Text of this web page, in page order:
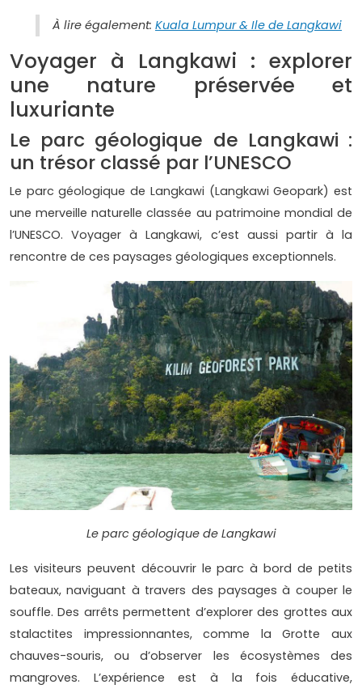
À lire également: Kuala Lumpur & Ile de Langkawi
Voyager à Langkawi : explorer
une nature préservée et
luxuriante
Le parc géologique de Langkawi :
un trésor classé par l’UNESCO
Le parc géologique de Langkawi (Langkawi Geopark) est
une merveille naturelle classée au patrimoine mondial de
l’UNESCO. Voyager à Langkawi, c’est aussi partir à la
rencontre de ces paysages géologiques exceptionnels.
Le parc géologique de Langkawi
Les visiteurs peuvent découvrir le parc à bord de petits
bateaux, naviguant à travers des paysages à couper le
souffle. Des arrêts permettent d’explorer des grottes aux
stalactites impressionnantes, comme la Grotte aux
chauves-souris, ou d’observer les écosystèmes des
mangroves. L’expérience est à la fois éducative,